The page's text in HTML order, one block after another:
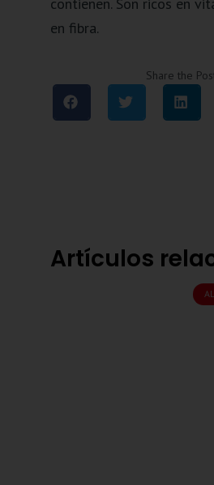
contienen. Son ricos en
en fibra.
Share the
Artículos